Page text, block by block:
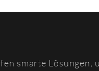
smarte Lösungen,